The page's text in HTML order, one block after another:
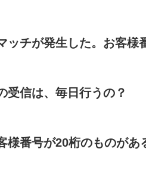
ッチが発生した。お客様
受信は、毎日行うの？
様番号が20桁のものがあ